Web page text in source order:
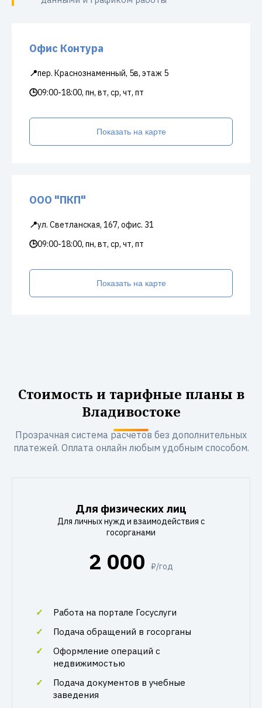
Офис Контура
📍пер. Краснознаменный, 5в, этаж 5
🕒09:00-18:00, пн, вт, ср, чт, пт
Показать на карте
ООО "ПКП"
📍ул. Светланская, 167, офис. 31
🕒09:00-18:00, пн, вт, ср, чт, пт
Показать на карте
Стоимость и тарифные планы в
Владивостоке
Прозрачная система расчетов без дополнительных
платежей. Оплата онлайн любым удобным способом.
Для физических лиц
Для личных нужд и взаимодействия с
госорганами
2 000 ₽/год
Работа на портале Госуслуги
Подача обращений в госорганы
Оформление операций с
недвижимостью
Подача документов в учебные
заведения